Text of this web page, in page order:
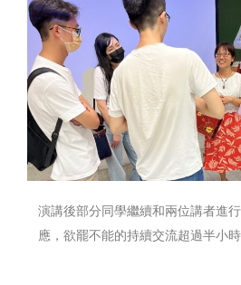
演講後部分同學繼續和兩位講者進
應，欲罷不能的持續交流超過半小